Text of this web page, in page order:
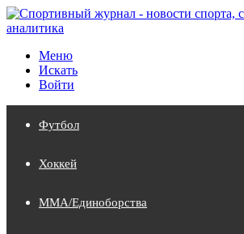
Меню
Искать
Войти
Футбол
Хоккей
MMA/Единоборства